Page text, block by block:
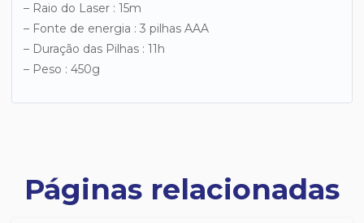
– Raio do Laser : 15m
– Fonte de energia : 3 pilhas AAA
– Duração das Pilhas : 11h
– Peso : 450g
Páginas relacionadas